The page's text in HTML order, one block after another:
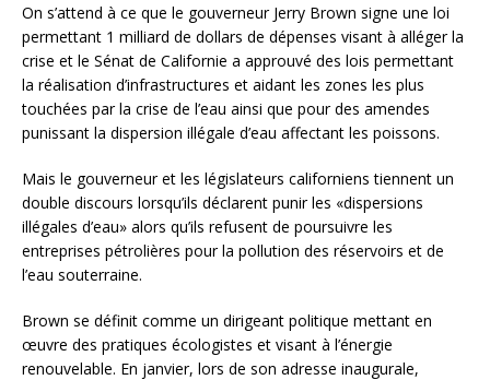
On s’attend à ce que le gouverneur Jerry Brown signe une loi
permettant 1 milliard de dollars de dépenses visant à alléger la
crise et le Sénat de Californie a approuvé des lois permettant
la réalisation d’infrastructures et aidant les zones les plus
touchées par la crise de l’eau ainsi que pour des amendes
punissant la dispersion illégale d’eau affectant les poissons.
Mais le gouverneur et les législateurs californiens tiennent un
double discours lorsqu’ils déclarent punir les «dispersions
illégales d’eau» alors qu’ils refusent de poursuivre les
entreprises pétrolières pour la pollution des réservoirs et de
l’eau souterraine.
Brown se définit comme un dirigeant politique mettant en
œuvre des pratiques écologistes et visant à l’énergie
renouvelable. En janvier, lors de son adresse inaugurale,